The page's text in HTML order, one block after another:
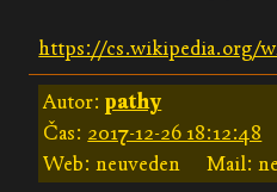
https://cs.wikipedia.org/
Autor:pathy
Čas: 2017-12-26 18:12:48
Web: neuveden
Mail: